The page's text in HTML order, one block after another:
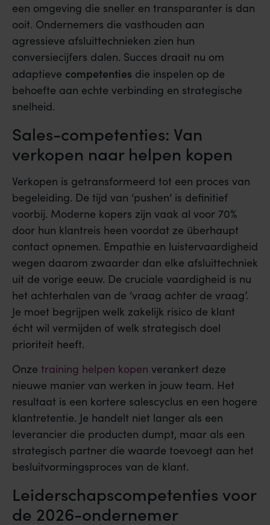
een omgeving die sneller en transparanter is dan
ooit. Ondernemers die vasthouden aan
agressieve afsluittechnieken zien hun
conversiecijfers dalen. Succes draait nu om
adaptieve competenties die inspelen op de
behoefte aan echte verbinding en strategische
snelheid.
Sales-competenties: Van
verkopen naar helpen kopen
Verkopen is getransformeerd tot een proces van
begeleiding. De tijd van ‘pushen’ is definitief
voorbij. Moderne kopers zijn vaak al voor 70%
door hun klantreis heen voordat ze überhaupt
contact opnemen. Empathie en luistervaardigheid
wegen daarom zwaarder dan elke afsluittechniek
uit de vorige eeuw. De cruciale vaardigheid is nu
het achterhalen van de ‘vraag achter de vraag’.
Je moet begrijpen welk zakelijk risico de klant
écht wil vermijden of welk strategisch doel
prioriteit heeft.
Onze training helpen kopen verankert deze
nieuwe manier van werken in jouw team. Het
resultaat is een kortere salescyclus en een hogere
klantretentie. Je handelt niet langer als een
leverancier die producten dumpt, maar als een
strategisch partner die waarde toevoegt aan het
besluitvormingsproces van de klant.
Leiderschapscompetenties voor
de 2026-ondernemer